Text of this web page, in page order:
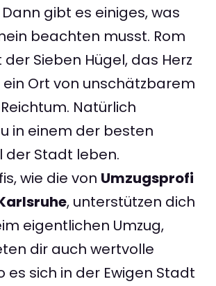
Dann gibt es einiges, was
beachten musst. Rom
Sieben Hügel, das Herz
Ort von unschätzbarem
Natürlich
in einem der besten
der Stadt leben.
wie die von Umzugsprofi
, unterstützen dich
eigentlichen Umzug,
dir auch wertvolle
es sich in der Ewigen Stadt